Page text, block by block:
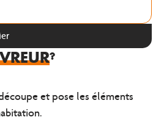
?
et pose les éléments